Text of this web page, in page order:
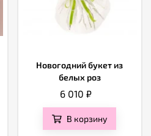
Новогодний букет из
белых роз
6 010₽
В корзину